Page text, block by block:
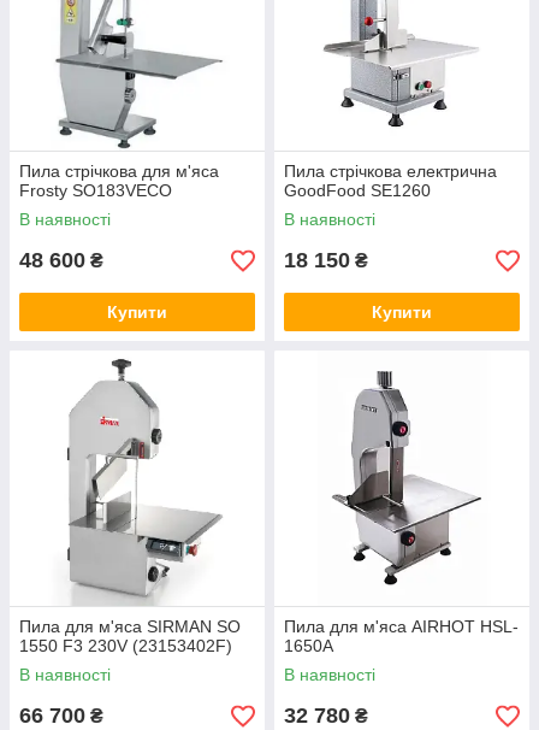
Пила стрічкова для м'яса
Frosty SO183VECO
В наявності
48 600 ₴
Купити
Пила стрічкова електрична
GoodFood SE1260
В наявності
18 150 ₴
Купити
Пила для м'яса SIRMAN SO
1550 F3 230V (23153402F)
В наявності
66 700 ₴
Пила для м'яса AIRHOT HSL-
1650A
В наявності
32 780 ₴